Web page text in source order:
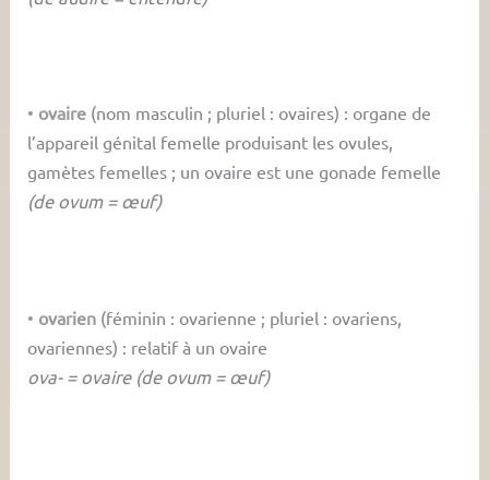
• ovaire (nom masculin ; pluriel : ovaires) : organe de
l’appareil génital femelle produisant les ovules,
gamètes femelles ; un ovaire est une gonade femelle
(de ovum = œuf)
• ovarien (féminin : ovarienne ; pluriel : ovariens,
ovariennes) : relatif à un ovaire
ova- = ovaire (de ovum = œuf)